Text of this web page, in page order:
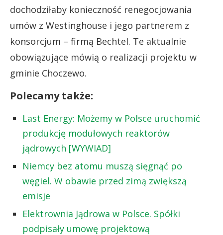
dochodziłaby konieczność renegocjowania
umów z Westinghouse i jego partnerem z
konsorcjum – firmą Bechtel. Te aktualnie
obowiązujące mówią o realizacji projektu w
gminie Choczewo.
Polecamy także:
Last Energy: Możemy w Polsce uruchomić
produkcję modułowych reaktorów
jądrowych [WYWIAD]
Niemcy bez atomu muszą sięgnąć po
węgiel. W obawie przed zimą zwiększą
emisje
Elektrownia Jądrowa w Polsce. Spółki
podpisały umowę projektową